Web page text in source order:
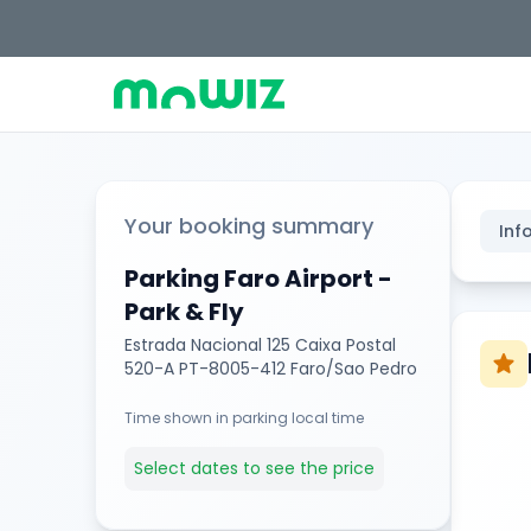
Your booking summary
Parking Faro Airport -
Park & Fly
Estrada Nacional 125 Caixa Postal
520-A PT-8005-412 Faro/Sao Pedro
Time shown in parking local time
Select dates to see the price
star